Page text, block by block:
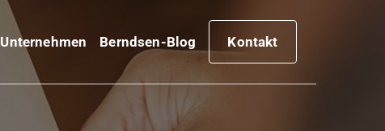
Unternehmen Berndsen-Blog Kontakt